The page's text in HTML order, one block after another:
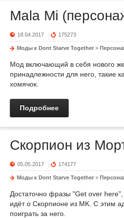
Mala Mi
18.04.2017 175273
Моды к Dont Starve Together »
Мод включающий в себя нового
принадлежности для него, такие
хомячок.
Подробнее
Скорпион из
05.05.2017 174177
Моды к Dont Starve Together »
Достаточно фразы "Get over
идёт о Скорпионе из MK. С этим
поиграть за него.